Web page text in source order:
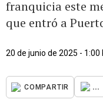
franquicia este
que entró a
20 de junio de 2025 - 1:00
COMPARTIR ...